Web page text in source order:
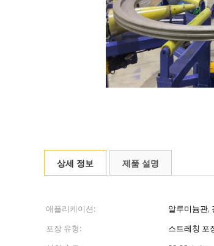
상세 정보 제품 설명
애플리케이션: 알루미늄관,
포장 유형:
스트레칭 포